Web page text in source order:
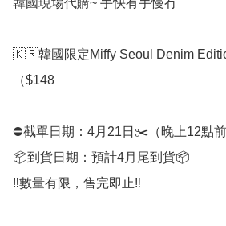
韓國現場代購~ 手快有手慢冇
🇰🇷韓國限定Miffy Seoul Denim
（$148
⛔️截單日期：4月21日✂️（晚上12點前
📦到貨日期：預計4月尾到貨📦
‼️數量有限，售完即止‼️